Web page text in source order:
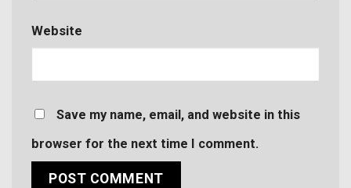
Website
Save my name, email, and website in this
browser for the next time I comment.